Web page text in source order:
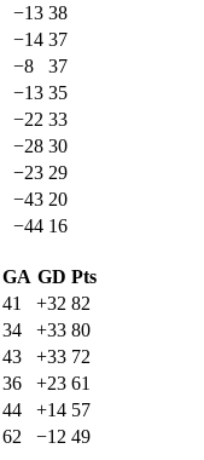
−13 38
−14 37
−8
37
−13 35
−22 33
−28 30
−23 29
−43 20
−44 16
GA GD Pts
41 +32 82
34 +33 80
43 +33 72
36 +23 61
44 +14 57
62 −12 49